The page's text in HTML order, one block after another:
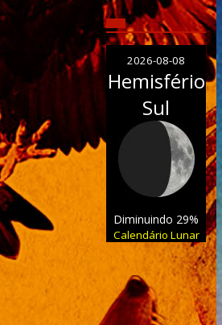
2026-08-08
Hemisfério
Sul
Diminuindo 29%
Calendário Lunar